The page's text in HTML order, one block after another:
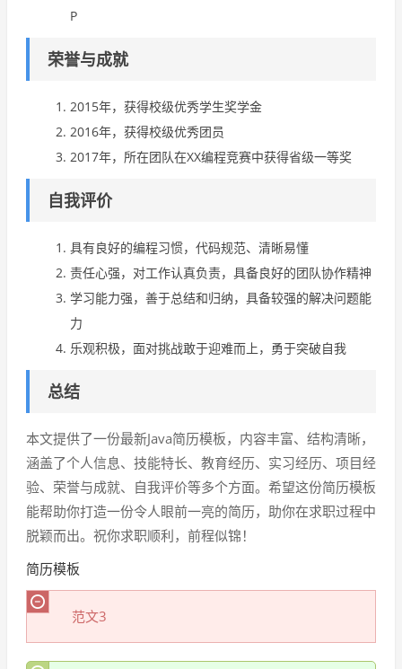
P
荣誉与成就
2015年，获得校级优秀学生奖学金
2016年，获得校级优秀团员
2017年，所在团队在XX编程竞赛中获得省级一等奖
自我评价
具有良好的编程习惯，代码规范、清晰易懂
责任心强，对工作认真负责，具备良好的团队协作精神
学习能力强，善于总结和归纳，具备较强的解决问题能
力
乐观积极，面对挑战敢于迎难而上，勇于突破自我
总结
本文提供了一份最新Java简历模板，内容丰富、结构清晰，
涵盖了个人信息、技能特长、教育经历、实习经历、项目经
验、荣誉与成就、自我评价等多个方面。希望这份简历模板
能帮助你打造一份令人眼前一亮的简历，助你在求职过程中
脱颖而出。祝你求职顺利，前程似锦！
简历模板
范文3